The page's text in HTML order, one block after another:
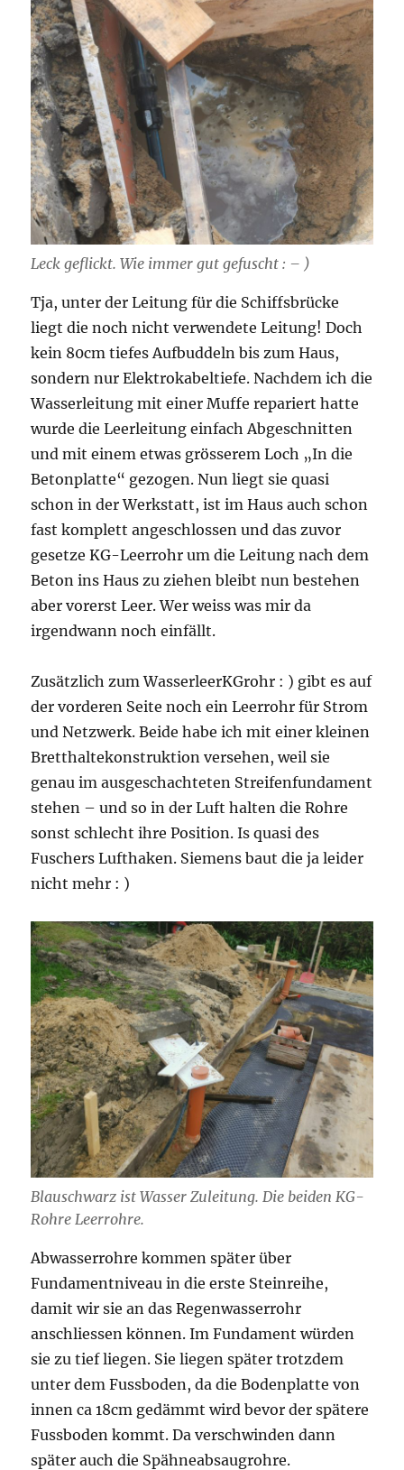
Leck geflickt. Wie immer gut gefuscht : – )
Tja, unter der Leitung für die Schiffsbrücke
liegt die noch nicht verwendete Leitung! Doch
kein 80cm tiefes Aufbuddeln bis zum Haus,
sondern nur Elektrokabeltiefe. Nachdem ich die
Wasserleitung mit einer Muffe repariert hatte
wurde die Leerleitung einfach Abgeschnitten
und mit einem etwas grösserem Loch „In die
Betonplatte“ gezogen. Nun liegt sie quasi
schon in der Werkstatt, ist im Haus auch schon
fast komplett angeschlossen und das zuvor
gesetze KG-Leerrohr um die Leitung nach dem
Beton ins Haus zu ziehen bleibt nun bestehen
aber vorerst Leer. Wer weiss was mir da
irgendwann noch einfällt.
Zusätzlich zum WasserleerKGrohr : ) gibt es auf
der vorderen Seite noch ein Leerrohr für Strom
und Netzwerk. Beide habe ich mit einer kleinen
Bretthaltekonstruktion versehen, weil sie
genau im ausgeschachteten Streifenfundament
stehen – und so in der Luft halten die Rohre
sonst schlecht ihre Position. Is quasi des
Fuschers Lufthaken. Siemens baut die ja leider
nicht mehr : )
Blauschwarz ist Wasser Zuleitung. Die beiden KG-
Rohre Leerrohre.
Abwasserrohre kommen später über
Fundamentniveau in die erste Steinreihe,
damit wir sie an das Regenwasserrohr
anschliessen können. Im Fundament würden
sie zu tief liegen. Sie liegen später trotzdem
unter dem Fussboden, da die Bodenplatte von
innen ca 18cm gedämmt wird bevor der spätere
Fussboden kommt. Da verschwinden dann
später auch die Spähneabsaugrohre.